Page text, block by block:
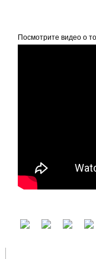
Посмотрите видео о